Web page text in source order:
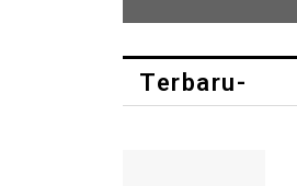
Terbaru-